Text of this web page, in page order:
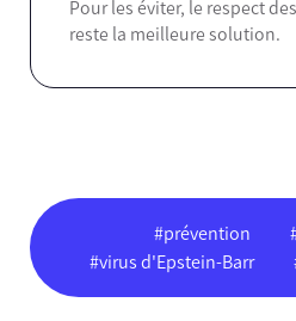
Pour les éviter, le respect
reste la meilleure solution.
#prévention
#virus d'Epstein-Barr